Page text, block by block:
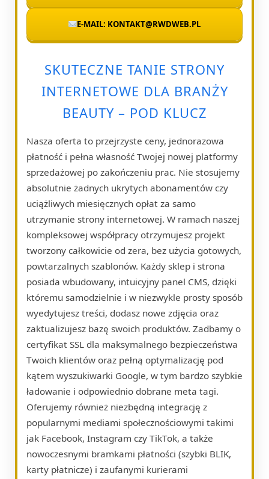
E-MAIL: KONTAKT@RWDWEB.PL
SKUTECZNE TANIE STRONY
INTERNETOWE DLA BRANŻY
BEAUTY – POD KLUCZ
Nasza oferta to przejrzyste ceny, jednorazowa
płatność i pełna własność Twojej nowej platformy
sprzedażowej po zakończeniu prac. Nie stosujemy
absolutnie żadnych ukrytych abonamentów czy
uciążliwych miesięcznych opłat za samo
utrzymanie strony internetowej. W ramach naszej
kompleksowej współpracy otrzymujesz projekt
tworzony całkowicie od zera, bez użycia gotowych,
powtarzalnych szablonów. Każdy sklep i strona
posiada wbudowany, intuicyjny panel CMS, dzięki
któremu samodzielnie i w niezwykle prosty sposób
wyedytujesz treści, dodasz nowe zdjęcia oraz
zaktualizujesz bazę swoich produktów. Zadbamy o
certyfikat SSL dla maksymalnego bezpieczeństwa
Twoich klientów oraz pełną optymalizację pod
kątem wyszukiwarki Google, w tym bardzo szybkie
ładowanie i odpowiednio dobrane meta tagi.
Oferujemy również niezbędną integrację z
popularnymi mediami społecznościowymi takimi
jak Facebook, Instagram czy TikTok, a także
nowoczesnymi bramkami płatności (szybki BLIK,
karty płatnicze) i zaufanymi kurierami